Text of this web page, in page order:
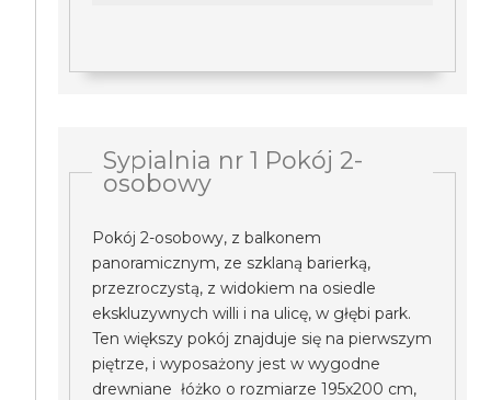
Sypialnia nr 1 Pokój 2-
osobowy
Pokój 2-osobowy, z balkonem
panoramicznym, ze szklaną barierką,
przezroczystą, z widokiem na osiedle
ekskluzywnych willi i na ulicę, w głębi park.
Ten większy pokój znajduje się na pierwszym
piętrze, i wyposażony jest w wygodne
drewniane łóżko o rozmiarze 195x200 cm,